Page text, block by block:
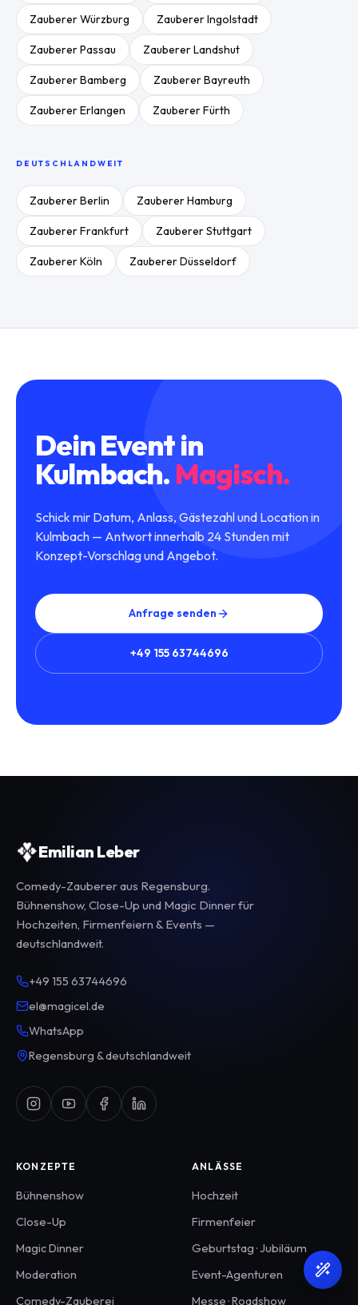
ZaubererWürzburg ZaubererIngolstadt
ZaubererPassau ZaubererLandshut
ZaubererBamberg ZaubererBayreuth
ZaubererErlangen ZaubererFürth
DEUTSCHLANDWEIT
ZaubererBerlin ZaubererHamburg
ZaubererFrankfurt ZaubererStuttgart
ZaubererKöln ZaubererDüsseldorf
Dein Event in
Kulmbach. Magisch.
Schick mir Datum, Anlass, Gästezahl und Location in
Kulmbach — Antwort innerhalb 24 Stunden mit
Konzept-Vorschlag und Angebot.
Anfrage senden
+49 155 63744696
Emilian Leber
Comedy-Zauberer aus Regensburg.
Bühnenshow, Close-Up und Magic Dinner für
Hochzeiten, Firmenfeiern & Events —
deutschlandweit.
+49 155 63744696
el@magicel.de
WhatsApp
Regensburg & deutschlandweit
KONZEPTE
Bühnenshow
Close-Up
Magic Dinner
Moderation
Comedy-Zauberei
ANLÄSSE
Hochzeit
Firmenfeier
Geburtstag · Jubiläum
Event-Agenturen
Messe · Roadshow